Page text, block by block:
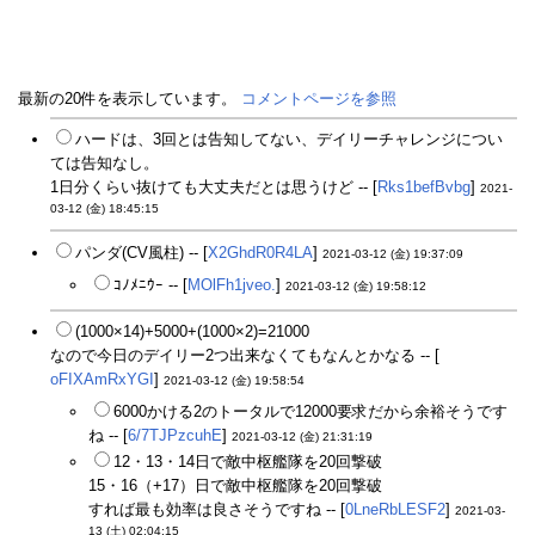
最新の20件を表示しています。 コメントページを参照
ハードは、3回とは告知してない、デイリーチャレンジについ
ては告知なし。
1日分くらい抜けても大丈夫だとは思うけど -- [Rks1befBvbg] 2021-
03-12 (金) 18:45:15
パンダ(CV風柱) -- [X2GhdR0R4LA] 2021-03-12 (金) 19:37:09
ｺﾉﾒﾆｳｰ -- [MOlFh1jveo. ] 2021-03-12 (金) 19:58:12
(1000×14)+5000+(1000×2)=21000
なので今日のデイリー2つ出来なくてもなんとかなる -- [
oFIXAmRxYGI ] 2021-03-12 (金) 19:58:54
6000かける2のトータルで12000要求だから余裕そうです
ね -- [6/7TJPzcuhE] 2021-03-12 (金) 21:31:19
12・13・14日で敵中枢艦隊を20回撃破
15・16（+17）日で敵中枢艦隊を20回撃破
すれば最も効率は良さそうですね -- [0LneRbLESF2] 2021-03-